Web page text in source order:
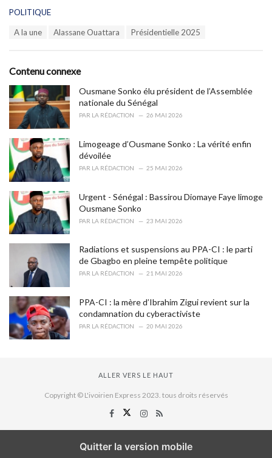
C
o
r
i
e
s
POLITIQUE
:
A la une Alassane Ouattara Présidentielle 2025
Contenu connexe
Ousmane Sonko élu président de l’Assemblée
nationale du Sénégal
PAR LA RÉDACTION 26 MAI 2026
Limogeage d’Ousmane Sonko : La vérité enfin
dévoilée
PAR LA RÉDACTION 25 MAI 2026
Urgent - Sénégal : Bassirou Diomaye Faye limoge
Ousmane Sonko
PAR LA RÉDACTION 23 MAI 2026
Radiations et suspensions au PPA-CI : le parti
de Gbagbo en pleine tempête politique
PAR LA RÉDACTION 21 MAI 2026
PPA-CI : la mère d’Ibrahim Zigui revient sur la
condamnation du cyberactiviste
PAR LA RÉDACTION 20 MAI 2026
ALLER VERS LE HAUT
Copyright © L'ivoirien Express 2023. tous droits réservés
Quitter la version mobile